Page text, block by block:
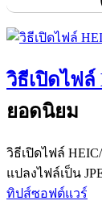
วิธีเปิดไฟล์
ยอดนิยม
วิธีเปิดไฟล์
แปลงไฟล์เป็น
ทิปส์ซอฟต์แวร์